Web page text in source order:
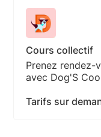
Cours collectif
Prenez rendez-
avec Dog'S
Tarifs sur